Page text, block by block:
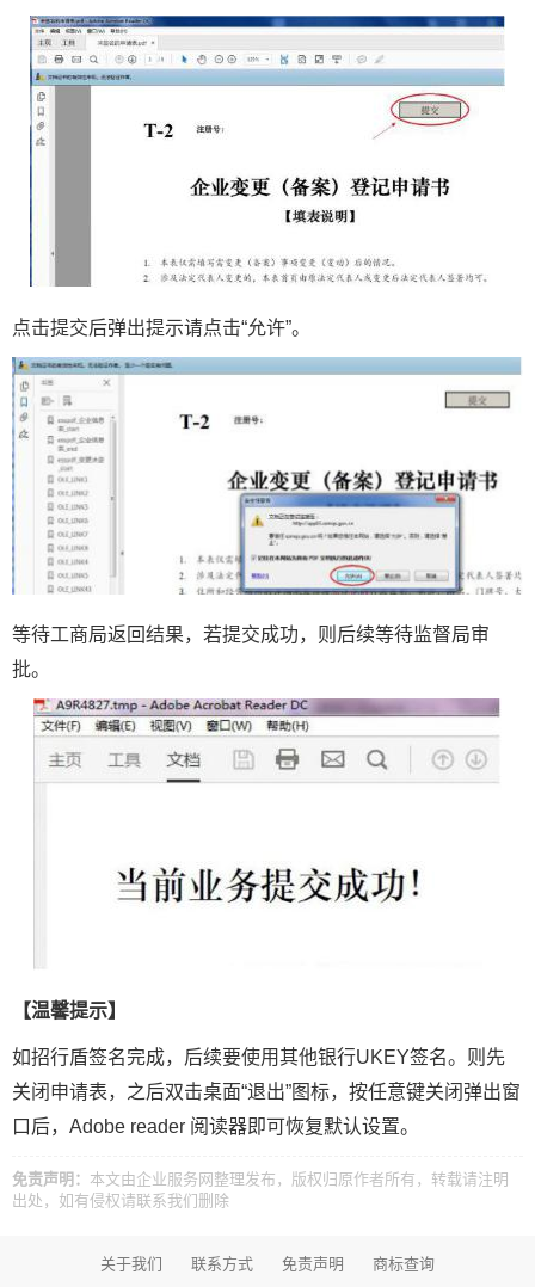
点击提交后弹出提示请点击“允许”。
等待工商局返回结果，若提交成功，则后续等待监督局审
批。
【温馨提示】
如招行盾签名完成，后续要使用其他银行UKEY签名。则先
关闭申请表，之后双击桌面“退出”图标，按任意键关闭弹出窗
口后，Adobe reader 阅读器即可恢复默认设置。
免责声明： 本文由企业服务网 整理发布，版权归原作者所有，转载请注明
出处，如有侵权请 联系我们删除
关于我们 联系方式 免责声明 商标查询